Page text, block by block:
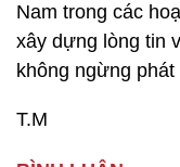
Nam trong các
xây dựng lòng tin
không ngừng
T.M